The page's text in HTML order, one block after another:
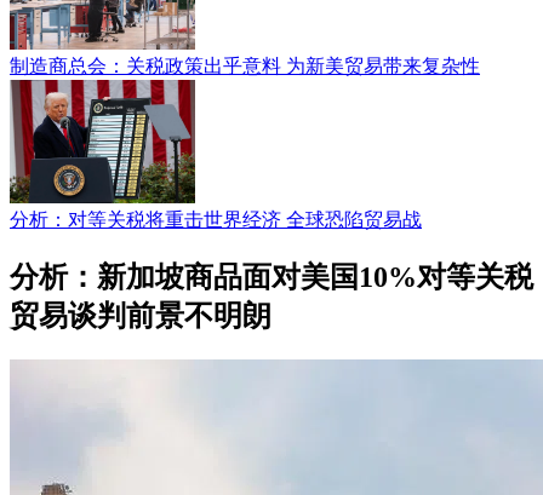
制造商总会：关税政策出乎意料 为新美贸易带来复杂性
分析：对等关税将重击世界经济 全球恐陷贸易战
分析：新加坡商品面对美国10%对等关税
贸易谈判前景不明朗